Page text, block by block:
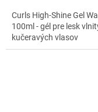
Curls High-Shine Gel
100ml - gél pre lesk
kučeravých vlasov